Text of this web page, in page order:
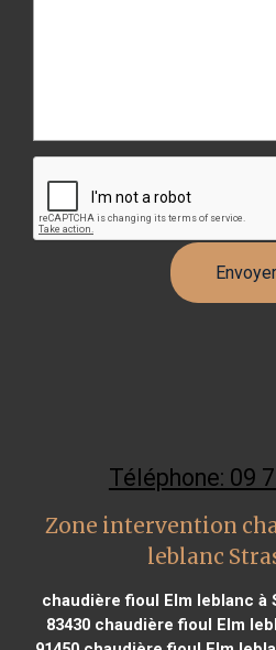
Téléphone: 09
Zone intervention
leblanc
chaudière fioul Elm leblanc à
83430 chaudière fioul Elm